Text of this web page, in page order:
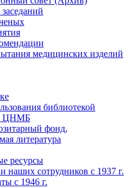
медицинских изделий
библиотекой
ЦНМБ
фонд,
литература
ресурсы
наших сотрудников с 1937 г.
с 1946 г.